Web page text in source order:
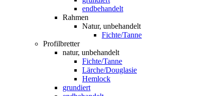
endbehandelt
Rahmen
Natur, unbehandelt
Fichte/Tanne
Profilbretter
natur, unbehandelt
Fichte/Tanne
Lärche/Douglasie
Hemlock
grundiert